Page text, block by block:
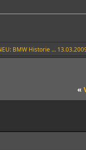
BMW Historie ...
«